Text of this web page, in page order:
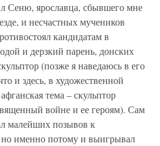
Сеню, ярославца, сбывшего мне
и несчастных мучеников
кандидатам в
и дерзкий парень, донских
(позже я наведаюсь в его
и здесь, в художественной
тема – скульптор
войне и ее героям). Сам
малейших позывов к
именно потому и выигрывал